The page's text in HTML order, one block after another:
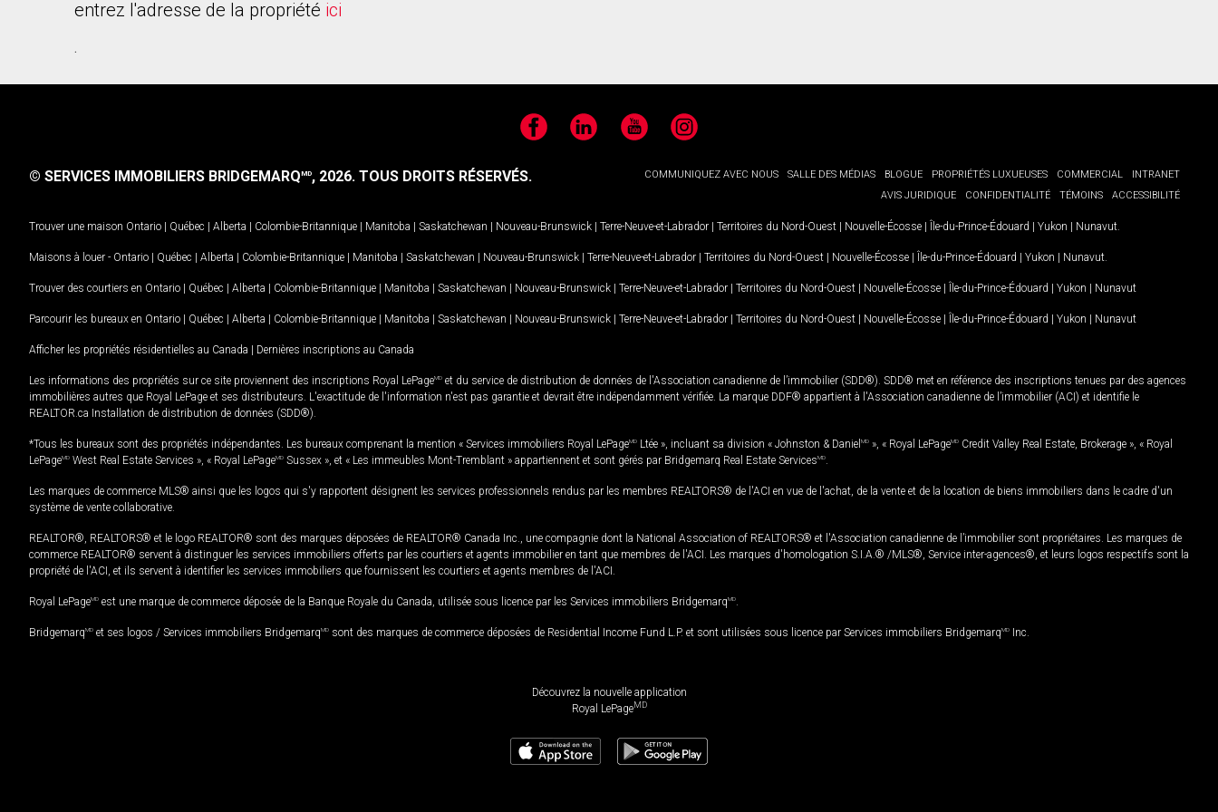
entrez l'adresse de la propriété ici
.
FacebookLinkedIn YouTubeInstagram
COMMUNIQUEZ AVEC NOUS SALLE DES MÉDIAS BLOGUE PROPRIÉTÉS LUXUEUSES COMMERCIAL
INTRANET
AVIS JURIDIQUE
CONFIDENTIALITÉ TÉMOINS ACCESSIBILITÉ
© SERVICES IMMOBILIERS BRIDGEMARQMD, 2026. TOUS DROITS RÉSERVÉS.
Trouver une maison Ontario | Québec | Alberta | Colombie-Britannique | Manitoba | Saskatchewan | Nouveau-Brunswick | Terre-Neuve-et-Labrador | Territoires du Nord-Ouest | Nouvelle-Écosse | Île-du-Prince-Édouard | Yukon | Nunavut
Maisons à louer - Ontario | Québec | Alberta | Colombie-Britannique | Manitoba | Saskatchewan | Nouveau-Brunswick | Terre-Neuve-et-Labrador | Territoires du Nord-Ouest | Nouvelle-Écosse | Île-du-Prince-Édouard | Yukon | Nunavut
Trouver des courtiers en Ontario | Québec | Alberta | Colombie-Britannique | Manitoba | Saskatchewan | Nouveau-Brunswick | Terre-Neuve-et-Labrador | Territoires du Nord-Ouest | Nouvelle-Écosse | Île-du-Prince-Édouard | Yukon | Nunavut
Parcourir les bureaux en Ontario | Québec | Alberta | Colombie-Britannique | Manitoba | Saskatchewan | Nouveau-Brunswick | Terre-Neuve-et-Labrador | Territoires du Nord-Ouest | Nouvelle-Écosse | Île-du-Prince-Édouard | Yukon | Nunavut
Afficher les propriétés résidentielles au Canada | Dernières inscriptions au Canada
Les informations des propriétés sur ce site proviennent des inscriptions Royal LePageMD et du service de distribution de données de l'Association canadienne de l’immobilier (SDD®). SDD® met en référence des inscriptions tenues par des agences
immobilières autres que Royal LePage et ses distributeurs. L'exactitude de l'information n'est pas garantie et devrait être indépendamment vérifiée. La marque DDF® appartient à l'Association canadienne de l’immobilier (ACI) et identifie le
REALTOR.ca Installation de distribution de données (SDD®).
*Tous les bureaux sont des propriétés indépendantes. Les bureaux comprenant la mention « Services immobiliers Royal LePageMD Ltée », incluant sa division « Johnston & Daniel MD », « Royal LePageMD Credit Valley Real Estate, Brokerage », « Royal
LePageMD West Real Estate Services », « Royal LePageMD Sussex », et « Les immeubles Mont-Tremblant » appartiennent et sont gérés par Bridgemarq Real Estate ServicesMD
Les marques de commerce MLS® ainsi que les logos qui s'y rapportent désignent les services professionnels rendus par les membres REALTORS® de l'ACI en vue de l'achat, de la vente et de la location de biens immobiliers dans le cadre d'un
système de vente collaborative.
REALTOR®, REALTORS® et le logo REALTOR® sont des marques déposées de REALTOR® Canada Inc., une compagnie dont la National Association of REALTORS® et l'Association canadienne de l’immobilier sont propriétaires. Les marques de
commerce REALTOR® servent à distinguer les services immobiliers offerts par les courtiers et agents immobilier en tant que membres de l'ACI. Les marques d'homologation S.I.A.® /MLS®, Service inter-agences®, et leurs logos respectifs sont la
propriété de l'ACI, et ils servent à identifier les services immobiliers que fournissent les courtiers et agents membres de l'ACI.
Royal LePageMD est une marque de commerce déposée de la Banque Royale du Canada, utilisée sous licence par les Services immobiliers BridgemarqMD
BridgemarqMD et ses logos / Services immobiliers BridgemarqMD sont des marques de commerce déposées de Residential Income Fund L.P. et sont utilisées sous licence par Services immobiliers BridgemarqMD Inc.
Découvrez la nouvelle application
Royal LePageMD